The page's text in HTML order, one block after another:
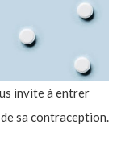
invite à entrer
sa contraception.